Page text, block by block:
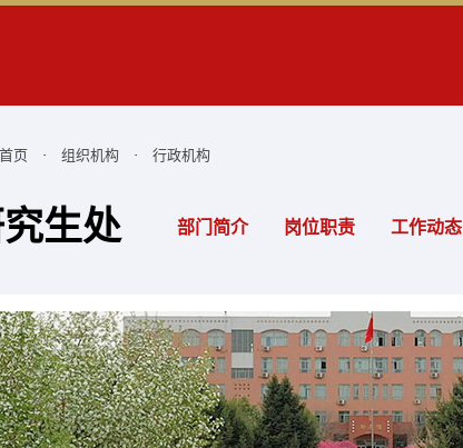
首页 ·组织机构 ·行政机构
生处 部门简介 岗位职责 工作动态